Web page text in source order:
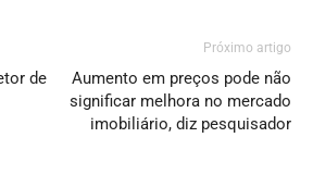
de
Próximo artigo
Aumento em preços pode não
significar melhora no mercado
imobiliário, diz pesquisador